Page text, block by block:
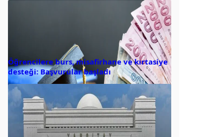
Öğrencilere burs, misafirhane ve kırtasiye
desteği: Başvurular başladı